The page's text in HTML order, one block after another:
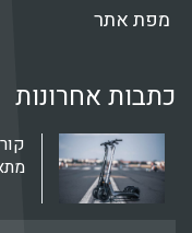
אחרונות
קורקינט
מתאים לי?